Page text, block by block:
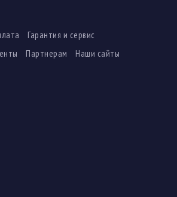
Гарантия и сервис
Партнерам
Наши сайты